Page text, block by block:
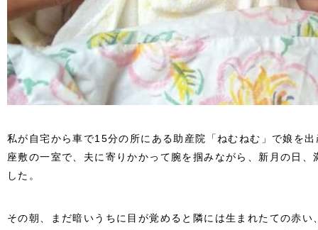
私が自宅から車で15分の所にある助産院「ねむねむ」で娘を
座敷の一室で、夫に寄りかかって腕を掴みながら、新月の日
した。
その朝、まだ暗いうちに目が覚めると隣には生まれたての赤